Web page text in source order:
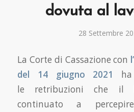
dovuta al
28 Settembre
La Corte di Cassazione con
del 14 giugno 2021
ha
le retribuzioni che il
continuato a